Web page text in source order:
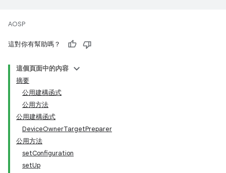
AOSP
這對你有幫助嗎？
這個頁面中的內容
摘要
公用建構函式
公用方法
公用建構函式
DeviceOwnerTargetPreparer
公用方法
setConfiguration
setUp